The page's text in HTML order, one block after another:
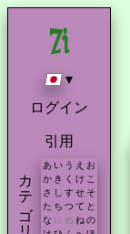
▾
ログイン
引用
カテゴリ あ い う え お
か き く け こ
さ し す せ そ
た ち つ て と
な に ぬ ね の